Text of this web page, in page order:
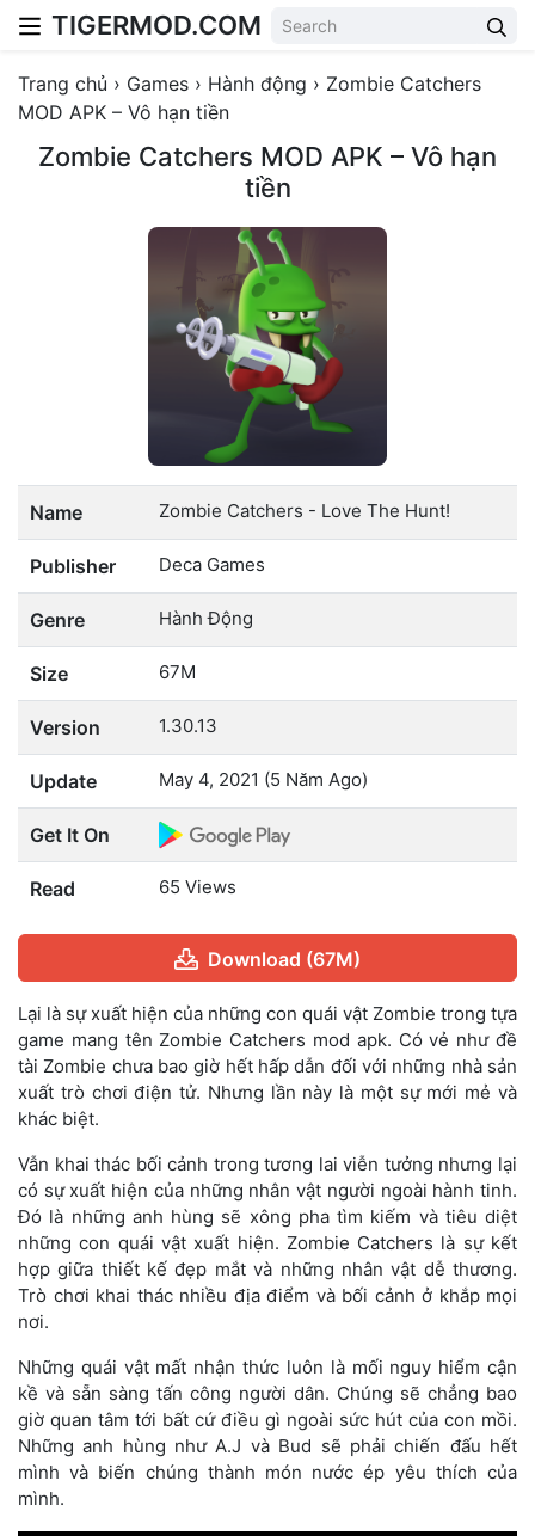
Skip to content
TIGERMOD.COM
Trang chủ › Games › Hành động › Zombie Catchers
MOD APK – Vô hạn tiền
Zombie Catchers MOD APK – Vô hạn
tiền
Name Zombie Catchers - Love The Hunt!
Publisher Deca Games
Genre Hành Động
Size 67M
Version 1.30.13
Update May 4, 2021 (5 Năm Ago)
Get It On
Read 65 Views
Download (67M)
Lại là sự xuất hiện của những con quái vật Zombie trong tựa
game mang tên Zombie Catchers mod apk. Có vẻ như đề
tài Zombie chưa bao giờ hết hấp dẫn đối với những nhà sản
xuất trò chơi điện tử. Nhưng lần này là một sự mới mẻ và
khác biệt.
Vẫn khai thác bối cảnh trong tương lai viễn tưởng nhưng lại
có sự xuất hiện của những nhân vật người ngoài hành tinh.
Đó là những anh hùng sẽ xông pha tìm kiếm và tiêu diệt
những con quái vật xuất hiện. Zombie Catchers là sự kết
hợp giữa thiết kế đẹp mắt và những nhân vật dễ thương.
Trò chơi khai thác nhiều địa điểm và bối cảnh ở khắp mọi
nơi.
Những quái vật mất nhận thức luôn là mối nguy hiểm cận
kề và sẵn sàng tấn công người dân. Chúng sẽ chẳng bao
giờ quan tâm tới bất cứ điều gì ngoài sức hút của con mồi.
Những anh hùng như A.J và Bud sẽ phải chiến đấu hết
mình và biến chúng thành món nước ép yêu thích của
mình.